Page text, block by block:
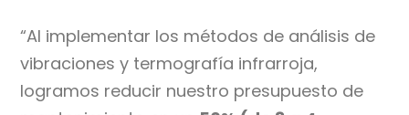
“Al implementar los métodos de análisis de
vibraciones y termografía infrarroja,
logramos reducir nuestro presupuesto de